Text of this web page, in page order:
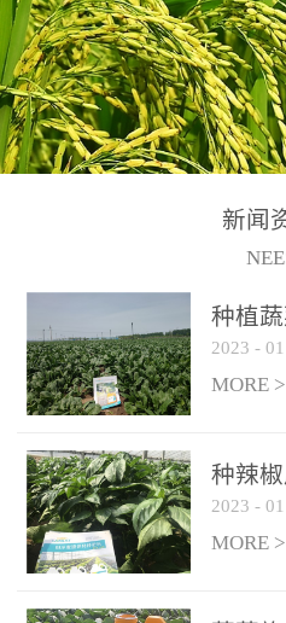
作为补氮肥使用：30-100
倍喷施，在开花前期、幼
果期及采摘后各施一次，
间隔2-3周喷施一次。4、
作为叶面肥喷施使用：稀
周喷施一次。5、冲施及滴
灌：亩用量2-3公斤，冲施
进水75%后再进肥效果更
佳。
品规格】5kg、20kg【技术
指标】有机质≥200g/L、
N+K2O70g/L、PH:6.5-
8.5、水不溶物≤50g/L【执
行标准】NY/T3831-
(2019)准字15306号【使用
灌及无土栽培和营养液的
配方施肥。1、苗期冲施、
滴灌:3-5kg/亩/次(45-75kg/
公顷/次)。2、花前花后或
生长前期︰冲施、滴灌2.5-
5kg/亩/次配合大量元素水
溶肥一起使用，花芽、花
苞饱满，座果率高。3、幼
新闻
种植蔬
2023 - 01
MORE >
种辣椒
2023 - 01
MORE >